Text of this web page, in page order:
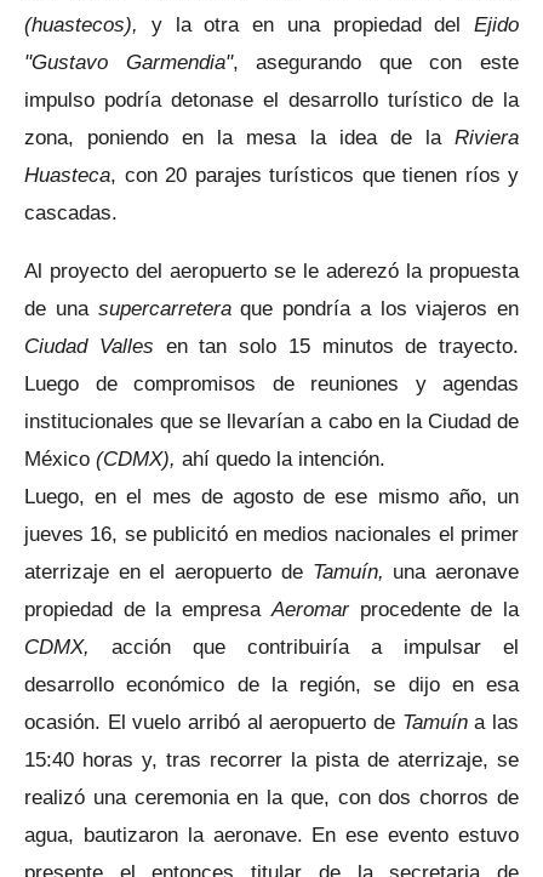
(huastecos), y la otra en una propiedad del Ejido
"Gustavo Garmendia", asegurando que con este
impulso podría detonase el desarrollo turístico de la
zona, poniendo en la mesa la idea de laRiviera
Huasteca, con 20 parajes turísticos que tienen ríos y
cascadas.
Al proyecto del aeropuerto se le aderezó la propuesta
de una supercarreteraque pondría a los viajeros en
Ciudad Valles en tan solo 15 minutos de trayecto.
Luego de compromisos de reuniones y agendas
institucionales que se llevarían a cabo en la Ciudad de
México (CDMX), ahí quedo la intención.
Luego, en el mes de agosto de ese mismo año, un
jueves 16, se publicitó en medios nacionales el primer
aterrizaje en el aeropuerto de Tamuín, una aeronave
propiedad de la empresa Aeromarprocedente de la
CDMX, acción que contribuiría a impulsar el
desarrollo económico de la región, se dijo en esa
ocasión. El vuelo arribó al aeropuerto de Tamuína las
15:40 horas y, tras recorrer la pista de aterrizaje, se
realizó una ceremonia en la que, con dos chorros de
agua, bautizaron la aeronave. En ese evento estuvo
presente el entonces titular de la secretaria de